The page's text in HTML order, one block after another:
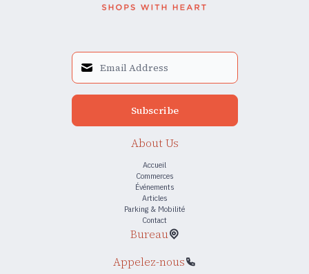
Subscribe
About Us
Accueil
Commerces
Événements
Articles
Parking & Mobilité
Contact
Bureau
Appelez-nous